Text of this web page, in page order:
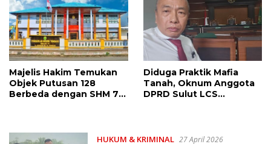
Majelis Hakim Temukan
Objek Putusan 128
Berbeda dengan SHM 79,
Diduga Praktik Mafia
Tanah, Oknum Anggota
DPRD Sulut LCS
HUKUM & KRIMINAL 27 April 2026